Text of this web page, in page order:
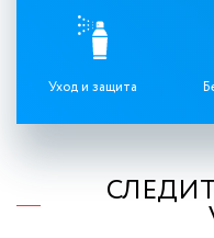
Уход и защита